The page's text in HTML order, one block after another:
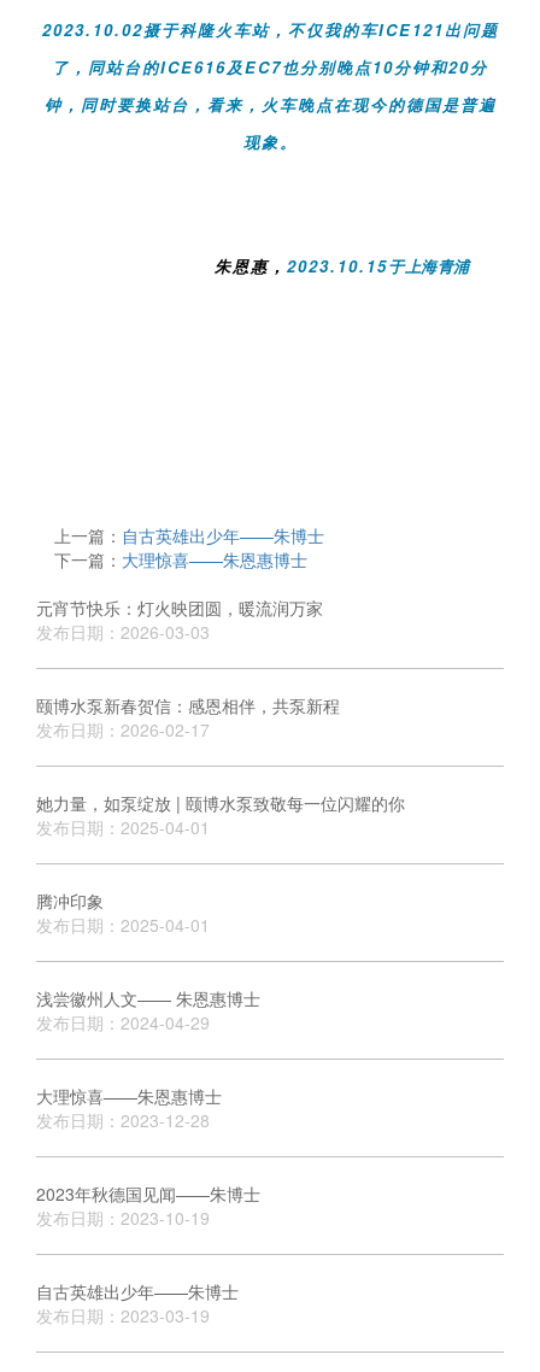
2023.10.02摄于科隆火车站，不仅我的车ICE121出问题
了，同站台的ICE616及EC7也分别晚点10分钟和20分
钟，同时要换站台，看来，火车晚点在现今的德国是普遍
现象。
朱恩惠，2023.10.15于上海青浦
上一篇： 自古英雄出少年——朱博士
下一篇： 大理惊喜——朱恩惠博士
元宵节快乐：灯火映团圆，暖流润万家
发布日期：2026-03-03
颐博水泵新春贺信：感恩相伴，共泵新程
发布日期：2026-02-17
她力量，如泵绽放 | 颐博水泵致敬每一位闪耀的你
发布日期：2025-04-01
腾冲印象
发布日期：2025-04-01
浅尝徽州人文—— 朱恩惠博士
发布日期：2024-04-29
大理惊喜——朱恩惠博士
发布日期：2023-12-28
2023年秋德国见闻——朱博士
发布日期：2023-10-19
自古英雄出少年——朱博士
发布日期：2023-03-19